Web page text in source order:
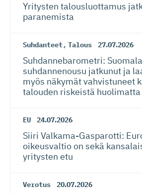
Yritysten talousluottamus
paranemista
Suhdanteet, Talous 27.07.2026
Suhdanneba­ro­metri:
suhdannenousu jatkunut ja
myös näkymät vahvistuneet
talouden riskeistä huolimatta
EU 24.07.2026
Siiri Valkama-Gas­pa­rotti:
oikeusvaltio on sekä
yritysten etu
Verotus 20.07.2026